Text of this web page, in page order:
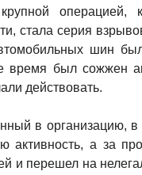
операцией,
стала серия
шин
время был сожжен
действовать.
в организацию,
активность, а за
и перешел на